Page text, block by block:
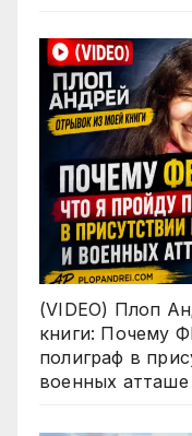
(VIDEO) Плоп
книги: Почему
полиграф в
военных